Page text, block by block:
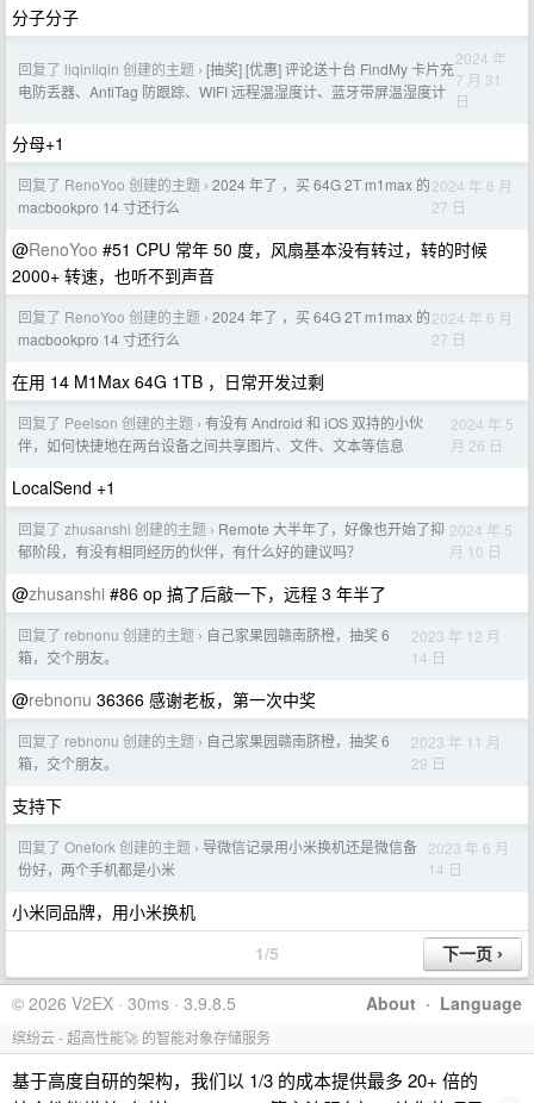
分子分子
回复了 liqinliqin 创建的主题 › [抽奖] [优惠] 评论送十台 FindMy 卡片充
电防丢器、AntiTag 防跟踪、WIFI 远程温湿度计、蓝牙带屏温湿度计
2024 年
7 月 31
日
分母+1
回复了 RenoYoo 创建的主题 › 2024 年了 ，买 64G 2T m1max 的
macbookpro 14 寸还行么
2024 年 6 月
27 日
@RenoYoo #51 CPU 常年 50 度，风扇基本没有转过，转的时候
2000+ 转速，也听不到声音
回复了 RenoYoo 创建的主题 › 2024 年了 ，买 64G 2T m1max 的
macbookpro 14 寸还行么
2024 年 6 月
27 日
在用 14 M1Max 64G 1TB ，日常开发过剩
回复了 Peelson 创建的主题 › 有没有 Android 和 iOS 双持的小伙
伴，如何快捷地在两台设备之间共享图片、文件、文本等信息
2024 年 5
月 26 日
LocalSend +1
回复了 zhusanshi 创建的主题 › Remote 大半年了，好像也开始了抑
郁阶段，有没有相同经历的伙伴，有什么好的建议吗？
2024 年 5
月 10 日
@zhusanshi #86 op 搞了后敲一下，远程 3 年半了
回复了 rebnonu 创建的主题 › 自己家果园赣南脐橙，抽奖 6
箱，交个朋友。
2023 年 12 月
14 日
@rebnonu 36366 感谢老板，第一次中奖
回复了 rebnonu 创建的主题 › 自己家果园赣南脐橙，抽奖 6
箱，交个朋友。
2023 年 11 月
29 日
支持下
回复了 Onefork 创建的主题 › 导微信记录用小米换机还是微信备
份好，两个手机都是小米
2023 年 6 月
14 日
小米同品牌，用小米换机
1/5
About · Language
© 2026 V2EX · 30ms · 3.9.8.5
缤纷云 - 超高性能🚀 的智能对象存储服务
基于高度自研的架构，我们以 1/3 的成本提供最多 20+ 倍的